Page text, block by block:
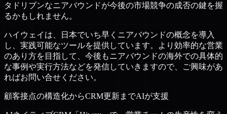
タドリブンなニアバウンドが今後の市場競争の成否の鍵を握
るかもしれません。
ハイウェイは、日本でいち早くニアバウンドの概念を導入
し、実践可能なツールを提供しています。より効率的な営業
のあり方を目指して、今後もニアバウンドの海外での具体的
な事例や実行方法などを発信していきますので、ご興味があ
ればお問い合せください。
顧客接点の構造化からCRM更新までAIが支援